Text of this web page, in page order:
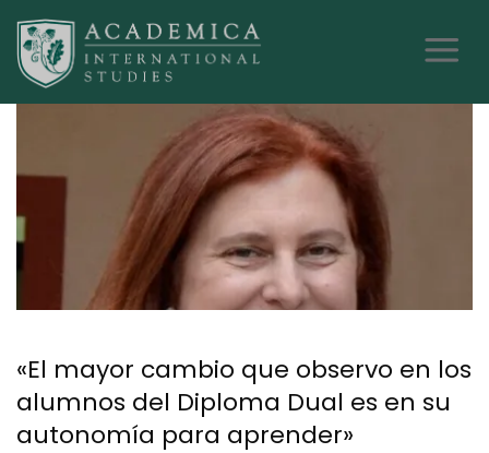
«El mayor cambio que observo en los
alumnos del Diploma Dual es en su
autonomía para aprender»